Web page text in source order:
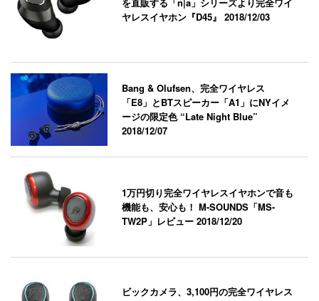
ヤレスイヤホン『D45』2018/12/03
Bang & Olufsen、完全ワイヤレス
「E8」とBTスピーカー「A1」にNYイメ
ージの限定色 “Late Night Blue”
2018/12/07
1万円切り完全ワイヤレスイヤホンで音も
機能も、安心も！ M-SOUNDS「MS-
TW2P」レビュー2018/12/20
ビックカメラ、3,100円の完全ワイヤレス